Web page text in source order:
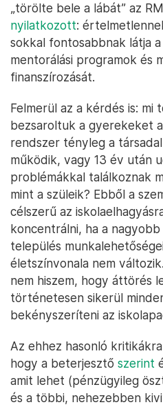
„törölte bele a lábát” az
nyilatkozott:
sokkal fontosabbnak látja
mentorálási programok és
finanszírozását.
Felmerül az a kérdés is: mi
bezsaroltuk a gyerekeket
rendszer tényleg a
működik, vagy 13 év után
problémákkal találkoznak
mint a szüleik? Ebből a
célszerű az
koncentrálni, ha a
település
életszínvonala nem
nem hiszem, hogy áttörés
történetesen sikerül
bekényszeríteni az
Az ehhez hasonló
hogy a beterjesztő szerint
amit lehet (pénzügyileg
és a többi, nehezebben